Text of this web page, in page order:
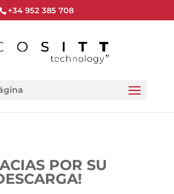
+34 952 385 708
POR SU